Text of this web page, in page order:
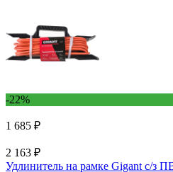
-22%
1 685 ₽
2 163 ₽
Удлинитель на рамке Gigant с/з